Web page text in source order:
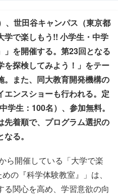
、世田谷キャンパス（東京都
学で楽しもう!! 小学生・中学
を開催する。第23回となる
を探検してみよう！」をテー
。また、同大教育開発機構の
ンスショーも行われる。定
学生：100名）、参加無料。
先着順で、プログラム選択の
る。
ら開催している「大学で楽
の『科学体験教室』」は、
関心を高め、学習意欲の向